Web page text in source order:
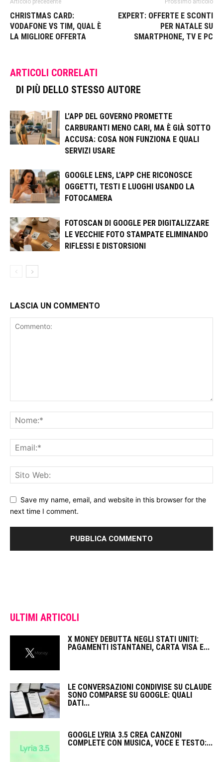
CHRISTMAS CARD:
VODAFONE VS TIM, QUAL È
LA MIGLIORE OFFERTA
EXPERT: OFFERTE E SCONTI
PER NATALE SU
SMARTPHONE, TV E PC
ARTICOLI CORRELATI
DI PIÙ DELLO STESSO AUTORE
L’APP DEL GOVERNO PROMETTE
CARBURANTI MENO CARI, MA È GIÀ SOTTO
ACCUSA: COSA NON FUNZIONA E QUALI
SERVIZI USARE
GOOGLE LENS, L’APP CHE RICONOSCE
OGGETTI, TESTI E LUOGHI USANDO LA
FOTOCAMERA
FOTOSCAN DI GOOGLE PER DIGITALIZZARE
LE VECCHIE FOTO STAMPATE ELIMINANDO
RIFLESSI E DISTORSIONI
LASCIA UN COMMENTO
Save my name, email, and website in this browser for the
next time I comment.
ULTIMI ARTICOLI
X MONEY DEBUTTA NEGLI STATI UNITI:
PAGAMENTI ISTANTANEI, CARTA VISA E...
LE CONVERSAZIONI CONDIVISE SU CLAUDE
SONO COMPARSE SU GOOGLE: QUALI
DATI...
GOOGLE LYRIA 3.5 CREA CANZONI
COMPLETE CON MUSICA, VOCE E TESTO:...